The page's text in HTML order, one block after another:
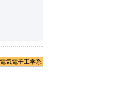
電気電子工学系